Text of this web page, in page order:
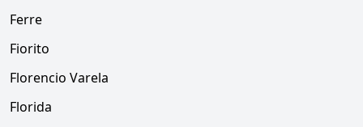
Ferre
Fiorito
Florencio Varela
Florida